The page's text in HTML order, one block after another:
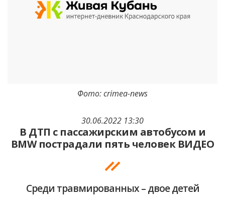
30.06.2022 13:30
В ДТП с пассажирским автобусом и
BMW пострадали пять человек ВИДЕО
Среди травмированных – двое детей
Фото: crimea-news